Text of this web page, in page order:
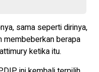
sama seperti dirinya,
membeberkan berapa
ketika itu.